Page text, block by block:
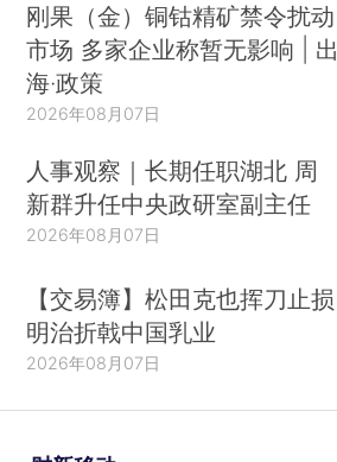
刚果（金）铜钴精矿禁令扰动
市场 多家企业称暂无影响 | 出
海·政策
2026年08月07日
人事观察｜长期任职湖北 周
新群升任中央政研室副主任
2026年08月07日
【交易簿】松田克也挥刀止损
明治折戟中国乳业
2026年08月07日